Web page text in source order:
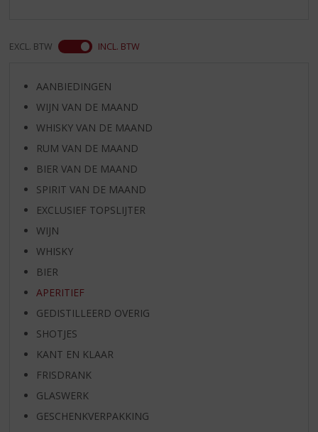
EXCL. BTW INCL. BTW
AANBIEDINGEN
WIJN VAN DE MAAND
WHISKY VAN DE MAAND
RUM VAN DE MAAND
BIER VAN DE MAAND
SPIRIT VAN DE MAAND
EXCLUSIEF TOPSLIJTER
WIJN
WHISKY
BIER
APERITIEF
GEDISTILLEERD OVERIG
SHOTJES
KANT EN KLAAR
FRISDRANK
GLASWERK
GESCHENKVERPAKKING